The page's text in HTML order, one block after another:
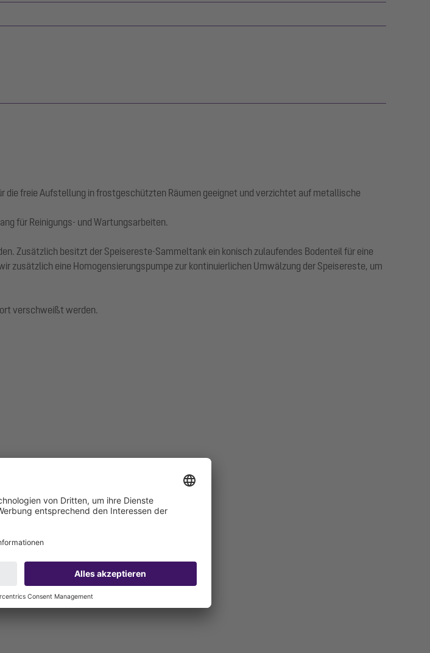
freie Aufstellung in frostgeschützten Räumen geeignet und verzichtet auf metallische
für Reinigungs- und Wartungsarbeiten.
Zusätzlich besitzt der Speisereste-Sammeltank ein konisch zulaufendes Bodenteil für eine
zusätzlich eine Homogensierungspumpe zur kontinuierlichen Umwälzung der Speisereste, um
verschweißt werden.